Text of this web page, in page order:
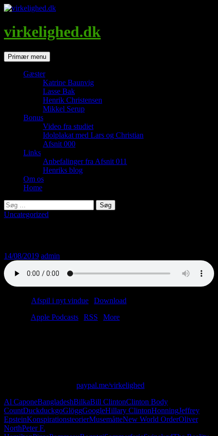
Hop
indhold
virkelighed.dk
SøgPrimær menu
Gæster
Katrine Baunvig
Lasse Bak
Henrik Christensen
Mikkel Serup
Bonus
Video fra studiet
Idolplakat med Lars og Christian
Afsnit 000
Links
Anbefalinger fra Afsnit 011
Henriks blog
Om os
Home
Søg
efter:
Uncategorized
14/08/2019 admin
Afspil i nyt vindue Download
Apple Podcasts RSS
More
paypal.me/virkelighed
Al CaponeBangladeshBilkaBill ClintonClinton Body
CountDuckduckgoGlöggGoogleHillary ClintonHonningJeffrey
EpsteinKonspirationsteorierMusemåtteNew World OrderOliver
NorthPeter F.